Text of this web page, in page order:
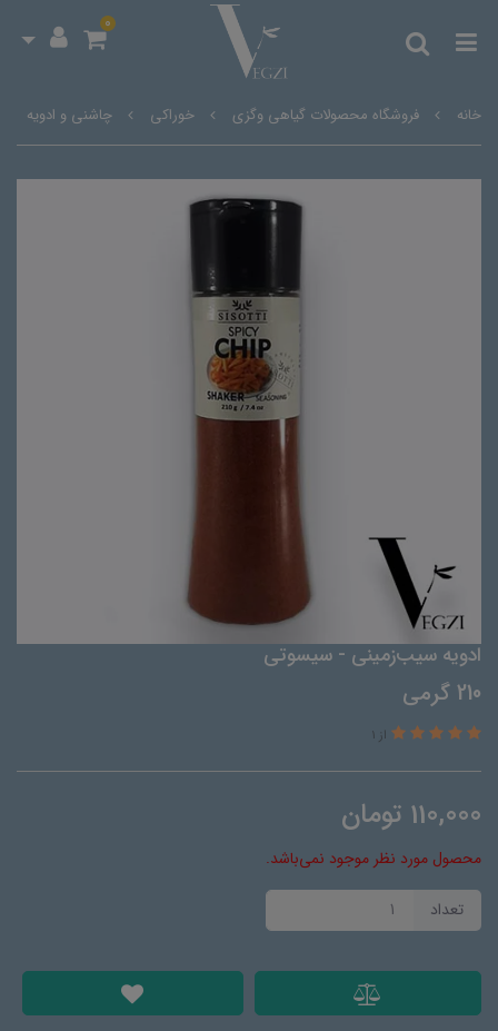
0
خانه فروشگاه محصولات گیاهی وگزی خوراکی چاشنی و ادویه
ادویه سیب‌زمینی - سیسوتی
210 گرمی
از 1
110,000 تومان
محصول مورد نظر موجود نمی‌باشد.
تعداد